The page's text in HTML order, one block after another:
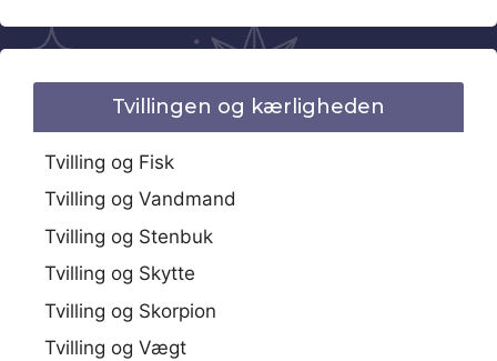
Tvillingen og kærligheden
Tvilling og Fisk
Tvilling og Vandmand
Tvilling og Stenbuk
Tvilling og Skytte
Tvilling og Skorpion
Tvilling og Vægt